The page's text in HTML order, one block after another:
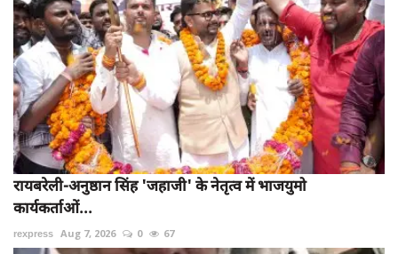
रायबरेली-अनुष्ठान सिंह 'जहाजी' के नेतृत्व में भाजयुमो
कार्यकर्ताओं...
rexpress Aug 7, 2026 0 67